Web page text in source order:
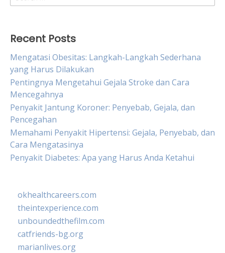
for:
Recent Posts
Mengatasi Obesitas: Langkah-Langkah Sederhana
yang Harus Dilakukan
Pentingnya Mengetahui Gejala Stroke dan Cara
Mencegahnya
Penyakit Jantung Koroner: Penyebab, Gejala, dan
Pencegahan
Memahami Penyakit Hipertensi: Gejala, Penyebab, dan
Cara Mengatasinya
Penyakit Diabetes: Apa yang Harus Anda Ketahui
okhealthcareers.com
theintexperience.com
unboundedthefilm.com
catfriends-bg.org
marianlives.org